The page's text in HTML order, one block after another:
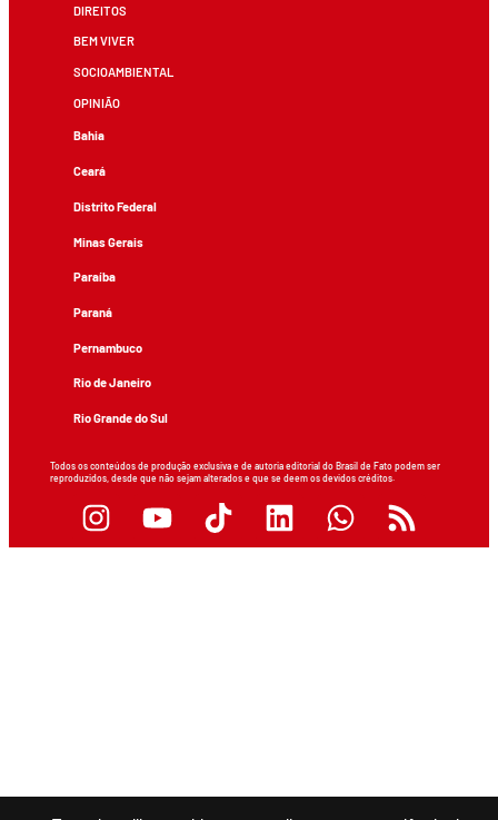
DIREITOS
BEM VIVER
SOCIOAMBIENTAL
OPINIÃO
Bahia
Ceará
Distrito Federal
Minas Gerais
Paraíba
Paraná
Pernambuco
Rio de Janeiro
Rio Grande do Sul
Todos os conteúdos de produção exclusiva e de autoria editorial do Brasil de Fato podem ser
reproduzidos, desde que não sejam alterados e que se deem os devidos créditos.